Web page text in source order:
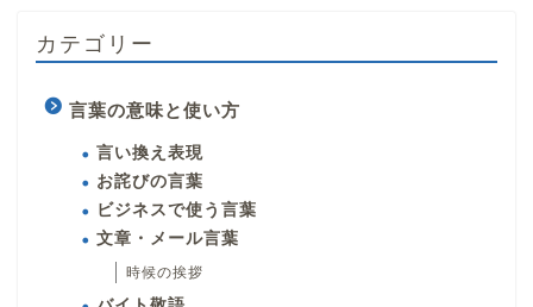
カテゴリー
言葉の意味と使い方
言い換え表現
お詫びの言葉
ビジネスで使う言葉
文章・メール言葉
時候の挨拶